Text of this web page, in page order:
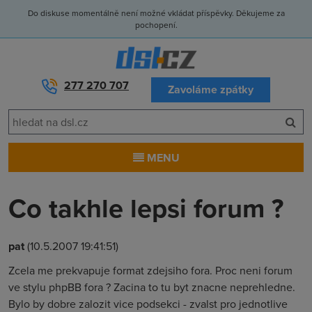
Do diskuse momentálně není možné vkládat příspěvky. Děkujeme za
pochopení.
277 270 707 Zavoláme zpátky
MENU
Co takhle lepsi forum ?
pat(10.5.2007 19:41:51)
Zcela me prekvapuje format zdejsiho fora. Proc neni forum
ve stylu phpBB fora ? Zacina to tu byt znacne neprehledne.
Bylo by dobre zalozit vice podsekci - zvalst pro jednotlive